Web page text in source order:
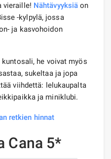
vieraille! Nähtävyyksiä on
-kylpylä, jossa
ja kasvohoidon
he voivat myös
sukeltaa ja jopa
viihdettä: lelukaupalta
ja miniklubi.
retkien hinnat
Cana 5*